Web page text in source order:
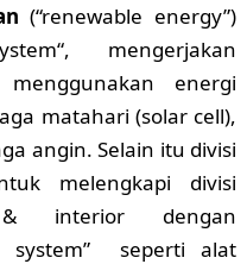
(“renewable energy”)
mengerjakan
energi
matahari (solar cell),
angin. Selain itu divisi
melengkapi divisi
interior dengan
system” seperti alat